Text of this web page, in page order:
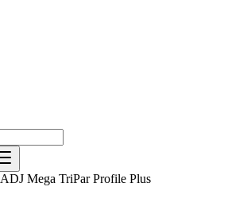
ADJ Mega TriPar Profile Plus